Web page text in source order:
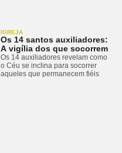
IGREJA
Os 14 santos auxiliadores:
A vigília dos que socorrem
Os 14 auxiliadores revelam como
o Céu se inclina para socorrer
aqueles que permanecem fiéis